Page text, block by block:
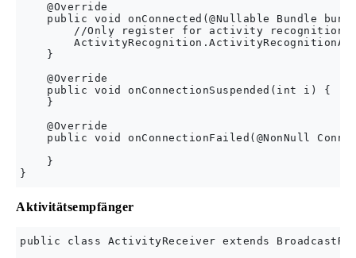
    @Override
public void onConnected(@Nullable Bundle
//Only register for activity recognition
    }
    @Override
    public void onConnectionSuspended(int i) {
    }
    @Override
public void onConnectionFailed(@NonNull
    }
Aktivitätsempfänger
public class ActivityReceiver extends